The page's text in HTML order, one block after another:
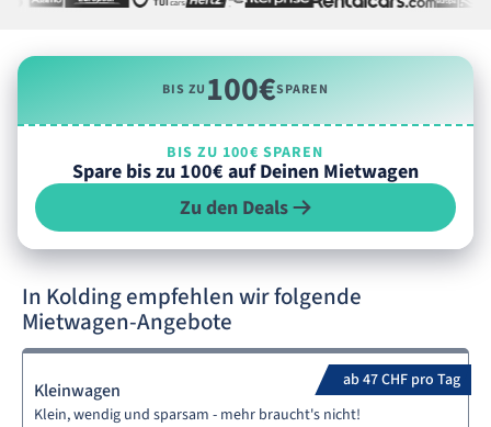
BIS ZU100€SPAREN
BIS ZU 100€ SPAREN
Spare bis zu 100€ auf Deinen Mietwagen
Zu den Deals
In Kolding empfehlen wir folgende
Mietwagen-Angebote
ab 47 CHF pro Tag
Kleinwagen
Klein, wendig und sparsam - mehr braucht's nicht!